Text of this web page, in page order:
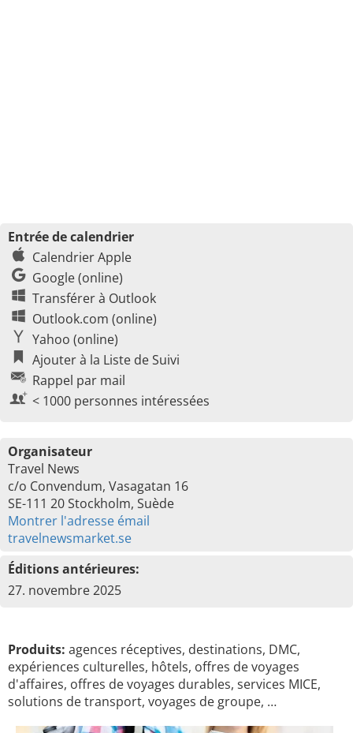
Entrée de calendrier
Calendrier Apple
Google (online)
Transférer à Outlook
Outlook.com (online)
Yahoo (online)
Ajouter à la Liste de Suivi
Rappel par mail
< 1000 personnes intéressées
Organisateur
Travel News
c/o Convendum, Vasagatan 16
SE-111 20 Stockholm, Suède
Montrer l'adresse émail
travelnewsmarket.se
Éditions antérieures:
27. novembre 2025
Produits: agences réceptives, destinations, DMC,
expériences culturelles, hôtels, offres de voyages
d'affaires, offres de voyages durables, services MICE,
solutions de transport, voyages de groupe, …